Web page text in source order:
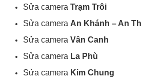
Sửa camera Trạm Trôi
Sửa camera An Khánh – An
Sửa camera Vân Canh
Sửa camera La Phù
Sửa camera Kim Chung